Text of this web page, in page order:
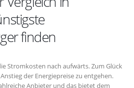
finden
Stromkosten nach aufwärts. Zum Glück
der Energiepreise zu entgehen.
Anbieter und das bietet dem